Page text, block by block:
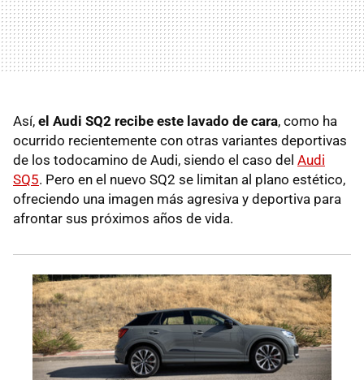
Así, el Audi SQ2 recibe este lavado de cara, como ha
ocurrido recientemente con otras variantes deportivas
de los todocamino de Audi, siendo el caso del Audi
SQ5. Pero en el nuevo SQ2 se limitan al plano estético,
ofreciendo una imagen más agresiva y deportiva para
afrontar sus próximos años de vida.